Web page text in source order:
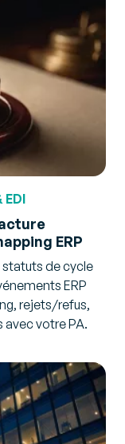
ERP
de cycle
ERP
rejets/refus,
votre PA.